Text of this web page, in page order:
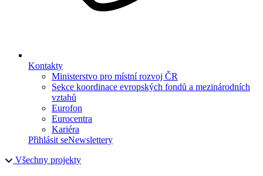
Kontakty
Ministerstvo pro místní rozvoj ČR
Sekce koordinace evropských fondů a mezinárodních
vztahů
Eurofon
Eurocentra
Kariéra
Přihlásit seNewslettery
Všechny projekty